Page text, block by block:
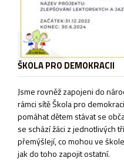
ŠKOLA PRO DEMOKRACII
Jsme rovněž zapojeni do
rámci sítěŠkola pro
pomáhat dětem stávat se
se schází žáci z jednotlivých
přemýšlejí, co mohou ve
jak do toho zapojit ostatní.